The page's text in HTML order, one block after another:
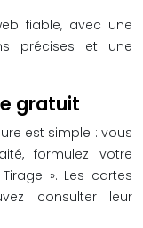
fiable, avec une
précises et une
gratuit
est simple : vous
formulez votre
». Les cartes
consulter leur